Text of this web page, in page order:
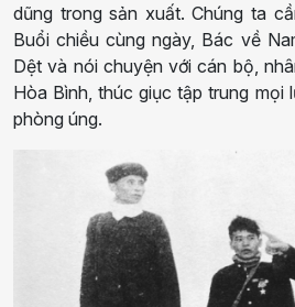
dũng trong sản xuất. Chúng ta
Buổi chiều cùng ngày, Bác về
Dệt và nói chuyện với cán bộ,
Hòa Bình, thúc giục tập trung mọi
phòng úng.